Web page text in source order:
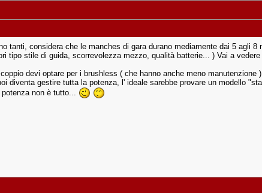
tanti, considera che le manches di gara durano mediamente dai 5 agli
tipo stile di guida, scorrevolezza mezzo, qualità batterie... ) Vai a
devi optare per i brushless ( che hanno anche meno
diventa gestire tutta la potenza, l' ideale sarebbe provare un modello
non è tutto...